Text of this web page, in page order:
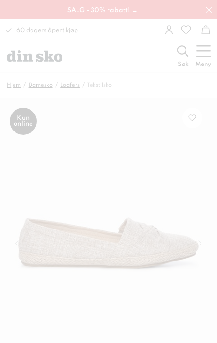
SALG - 30% rabatt! →
60 dagers åpent kjøp
Søk Meny
Hjem Damesko Loafers Tekstilsko
Kun
online